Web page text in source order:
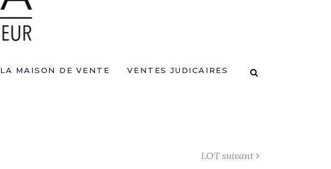
LA MAISON DE VENTE VENTES JUDICAIRES
LOT suivant